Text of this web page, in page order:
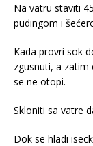
Na vatru staviti
pudingom i
Kada provri sok
zgusnuti, a
se ne otopi.
Skloniti sa vatre
Dok se hladi